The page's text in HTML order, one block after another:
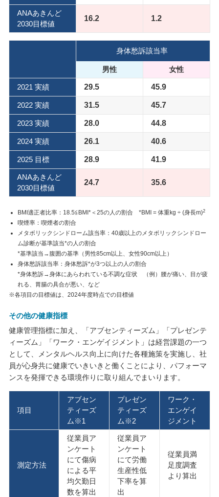
ANAあきんど
2030目標値
16.2 1.2
身体愁訴該当率
男性 女性
2021 実績 29.5 45.9
2022 実績 31.5 45.7
2023 実績 28.0 44.8
2024 実績 26.1 40.6
2025 目標 28.9 41.9
ANAあきんど
2030目標値
24.7 35.6
BMI適正者比率：18.5≦BMI*＜25の人の割合 *BMI = 体重kg ÷ (身長m)2
喫煙率：喫煙者の割合
メタボリックシンドローム該当率：40歳以上のメタボリックシンドロー
ム診断が基準該当*の人の割合
*基準該当→腹囲の基準（男性85cm以上、女性90cm以上）
身体愁訴該当率：身体愁訴*が3つ以上の人の割合
*身体愁訴→身体にあらわれている不調な症状 （例）腰が痛い、目が疲
れる、胃腸の具合が悪い、など
※各項目の目標値は、2024年度時点での目標値
その他の健康指標
健康管理指標に加え、「アブセンティーズム」「プレゼンテ
ィーズム」「ワーク・エンゲイジメント」は経営課題の一つ
として、メンタルヘルス向上に向けた各種施策を実施し、社
員が心身共に健康でいきいきと働くことにより、パフォーマ
ンスを発揮できる環境作りに取り組んでまいります。
項目
アブセン
ティーズ
ム※1
プレゼン
ティーズ
ム※2
ワーク・
エンゲイ
ジメント
測定方法
従業員ア
ンケート
にて傷病
による平
均欠勤日
数を算出
従業員ア
ンケート
にて労働
生産性低
下率を算
出
従業員満
足度調査
より算出